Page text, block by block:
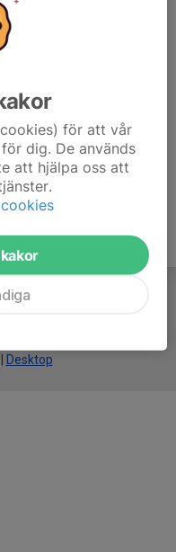
Desktop
för att vår
dig. De används
att hjälpa oss att